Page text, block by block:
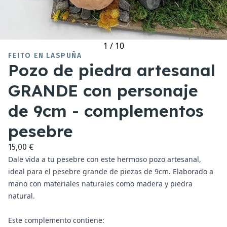
1 / 10
FEITO EN LASPUÑA
Pozo de piedra artesanal
GRANDE con personaje
de 9cm - complementos
pesebre
15,00 €
Dale vida a tu pesebre con este hermoso pozo artesanal,
ideal para el pesebre grande de piezas de 9cm. Elaborado a
mano con materiales naturales como madera y piedra
natural.
Este complemento contiene: